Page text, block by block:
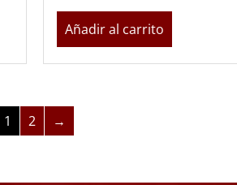
Añadir al carrito
1 2 →